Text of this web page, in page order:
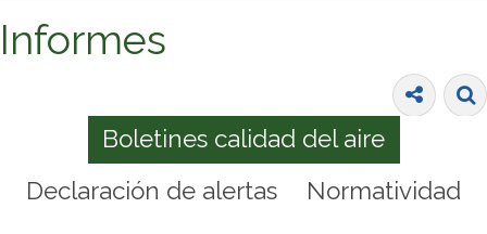
Informes
Boletines calidad del aire
Declaración de alertas
Normatividad